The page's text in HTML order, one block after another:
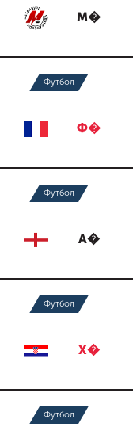
М�
Футбол
Ф�
Футбол
А�
Футбол
Х�
Футбол